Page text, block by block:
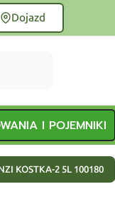
Dojazd
I POJEMNIKI
KOSTKA-2 5L 100180